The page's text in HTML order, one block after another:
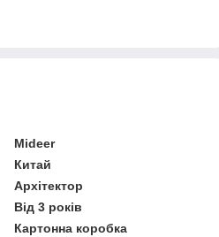
Mideer
Китай
Архітектор
Від 3 років
Картонна коробка